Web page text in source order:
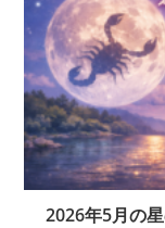
2026年5月の